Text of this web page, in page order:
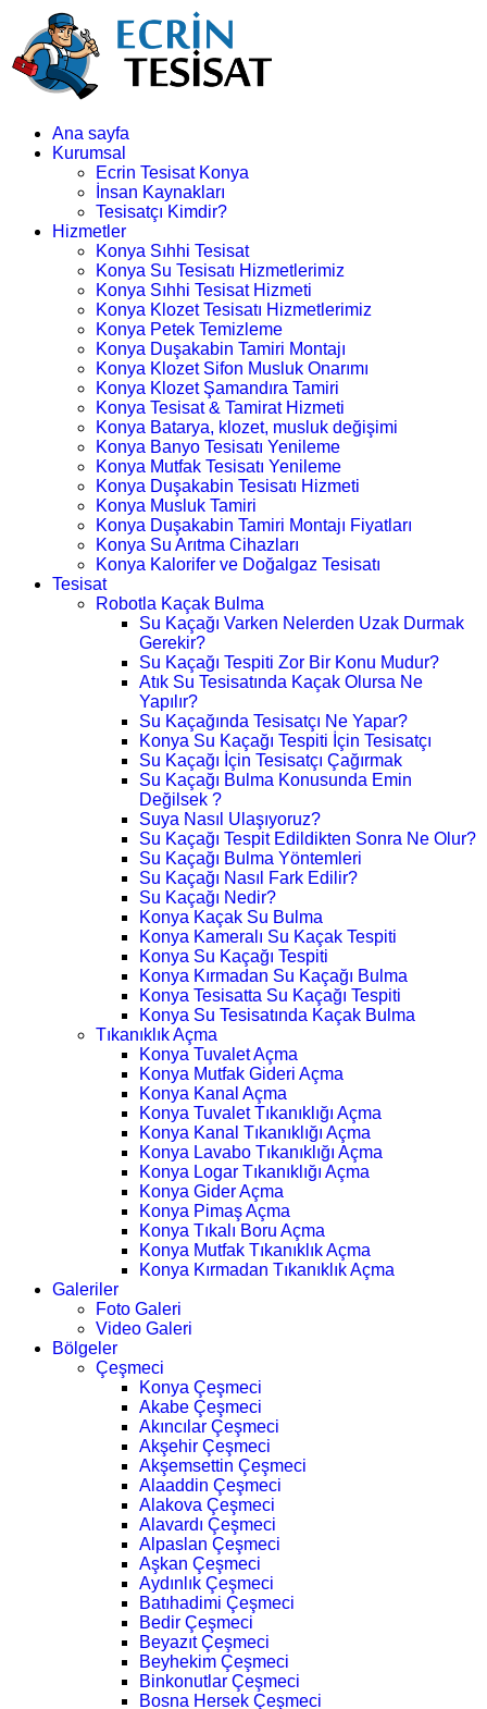
Ana sayfa
Kurumsal
Ecrin Tesisat Konya
İnsan Kaynakları
Tesisatçı Kimdir?
Hizmetler
Konya Sıhhi Tesisat
Konya Su Tesisatı Hizmetlerimiz
Konya Sıhhi Tesisat Hizmeti
Konya Klozet Tesisatı Hizmetlerimiz
Konya Petek Temizleme
Konya Duşakabin Tamiri Montajı
Konya Klozet Sifon Musluk Onarımı
Konya Klozet Şamandıra Tamiri
Konya Tesisat & Tamirat Hizmeti
Konya Batarya, klozet, musluk değişimi
Konya Banyo Tesisatı Yenileme
Konya Mutfak Tesisatı Yenileme
Konya Duşakabin Tesisatı Hizmeti
Konya Musluk Tamiri
Konya Duşakabin Tamiri Montajı Fiyatları
Konya Su Arıtma Cihazları
Konya Kalorifer ve Doğalgaz Tesisatı
Tesisat
Robotla Kaçak Bulma
Su Kaçağı Varken Nelerden Uzak Durmak
Gerekir?
Su Kaçağı Tespiti Zor Bir Konu Mudur?
Atık Su Tesisatında Kaçak Olursa Ne
Yapılır?
Su Kaçağında Tesisatçı Ne Yapar?
Konya Su Kaçağı Tespiti İçin Tesisatçı
Su Kaçağı İçin Tesisatçı Çağırmak
Su Kaçağı Bulma Konusunda Emin
Değilsek ?
Suya Nasıl Ulaşıyoruz?
Su Kaçağı Tespit Edildikten Sonra Ne Olur?
Su Kaçağı Bulma Yöntemleri
Su Kaçağı Nasıl Fark Edilir?
Su Kaçağı Nedir?
Konya Kaçak Su Bulma
Konya Kameralı Su Kaçak Tespiti
Konya Su Kaçağı Tespiti
Konya Kırmadan Su Kaçağı Bulma
Konya Tesisatta Su Kaçağı Tespiti
Konya Su Tesisatında Kaçak Bulma
Tıkanıklık Açma
Konya Tuvalet Açma
Konya Mutfak Gideri Açma
Konya Kanal Açma
Konya Tuvalet Tıkanıklığı Açma
Konya Kanal Tıkanıklığı Açma
Konya Lavabo Tıkanıklığı Açma
Konya Logar Tıkanıklığı Açma
Konya Gider Açma
Konya Pimaş Açma
Konya Tıkalı Boru Açma
Konya Mutfak Tıkanıklık Açma
Konya Kırmadan Tıkanıklık Açma
Galeriler
Foto Galeri
Video Galeri
Bölgeler
Çeşmeci
Konya Çeşmeci
Akabe Çeşmeci
Akıncılar Çeşmeci
Akşehir Çeşmeci
Akşemsettin Çeşmeci
Alaaddin Çeşmeci
Alakova Çeşmeci
Alavardı Çeşmeci
Alpaslan Çeşmeci
Aşkan Çeşmeci
Aydınlık Çeşmeci
Batıhadimi Çeşmeci
Bedir Çeşmeci
Beyazıt Çeşmeci
Beyhekim Çeşmeci
Binkonutlar Çeşmeci
Bosna Hersek Çeşmeci